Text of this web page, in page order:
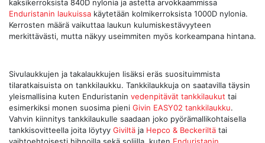
kaksikerroksista 840D nylonia ja astetta arvokkaammissa
Enduristanin laukuissa käytetään kolmikerroksista 1000D nylonia.
Kerrosten määrä vaikuttaa laukun kulumiskestävyyteen
merkittävästi, mutta näkyy useimmiten myös korkeampana hintana.
Sivulaukkujen ja takalaukkujen lisäksi eräs suosituimmista
tilaratkaisuista on tankkilaukku. Tankkilaukkuja on saatavilla täysin
yleismallisina kuten Enduristanin vedenpitävät tankkilaukut tai
esimerkiksi monen suosima pieni Givin EASY02 tankkilaukku.
Vahvin kiinnitys tankkilaukulle saadaan joko pyörämallikohtaisella
tankkisovitteella joita löytyy Giviltä ja Hepco & Beckeriltä tai